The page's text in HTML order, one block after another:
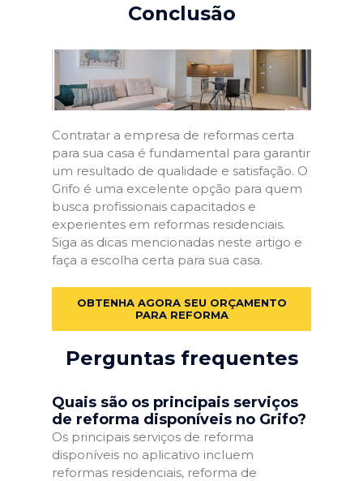
Conclusão
Contratar a empresa de reformas certa
para sua casa é fundamental para garantir
um resultado de qualidade e satisfação. O
Grifo é uma excelente opção para quem
busca profissionais capacitados e
experientes em reformas residenciais.
Siga as dicas mencionadas neste artigo e
faça a escolha certa para sua casa.
OBTENHA AGORA SEU ORÇAMENTO
PARA REFORMA
Perguntas frequentes
Quais são os principais serviços
de reforma disponíveis no Grifo?
Os principais serviços de reforma
disponíveis no aplicativo incluem
reformas residenciais, reforma de